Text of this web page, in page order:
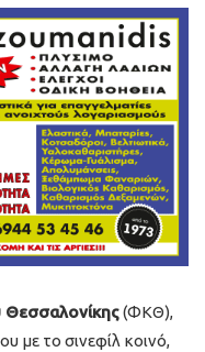
(ΦΚΘ),
με το σινεφίλ κοινό,